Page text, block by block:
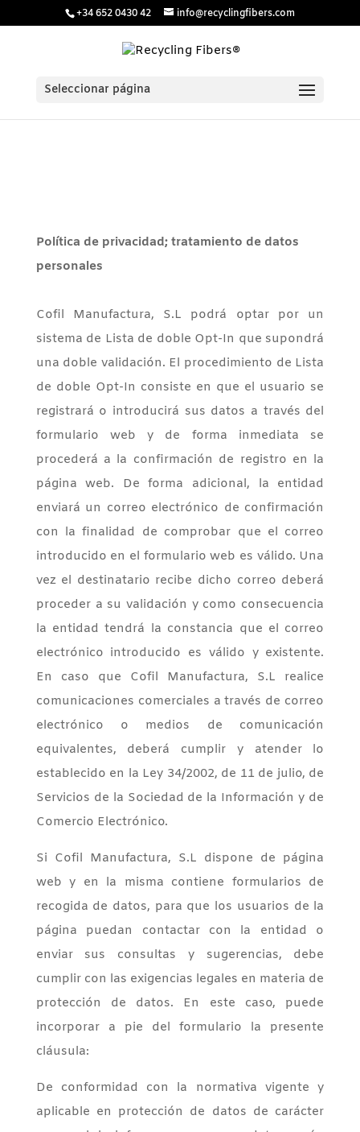
/* Estilos para menú plegable móvil Divi *//* JS para menú
+34 652 0430 42 info@recyclingfibers.com
Seleccionar página
Política de privacidad; tratamiento de datos
personales
Cofil Manufactura, S.L podrá optar por un
sistema de Lista de doble Opt-In que supondrá
una doble validación. El procedimiento de Lista
de doble Opt-In consiste en que el usuario se
registrará o introducirá sus datos a través del
formulario web y de forma inmediata se
procederá a la confirmación de registro en la
página web. De forma adicional, la entidad
enviará un correo electrónico de confirmación
con la finalidad de comprobar que el correo
introducido en el formulario web es válido. Una
vez el destinatario recibe dicho correo deberá
proceder a su validación y como consecuencia
la entidad tendrá la constancia que el correo
electrónico introducido es válido y existente.
En caso que Cofil Manufactura, S.L realice
comunicaciones comerciales a través de correo
electrónico o medios de comunicación
equivalentes, deberá cumplir y atender lo
establecido en la Ley 34/2002, de 11 de julio, de
Servicios de la Sociedad de la Información y de
Comercio Electrónico.
Si Cofil Manufactura, S.L dispone de página
web y en la misma contiene formularios de
recogida de datos, para que los usuarios de la
página puedan contactar con la entidad o
enviar sus consultas y sugerencias, debe
cumplir con las exigencias legales en materia de
protección de datos. En este caso, puede
incorporar a pie del formulario la presente
cláusula:
De conformidad con la normativa vigente y
aplicable en protección de datos de carácter